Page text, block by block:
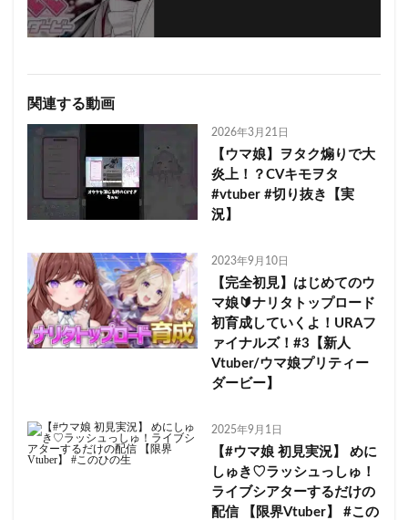
関連する動画
2026年3月21日
【ウマ娘】ヲタク煽りで大
炎上！？CVキモヲタ
#vtuber #切り抜き【実
況】
2023年9月10日
【完全初見】はじめてのウ
マ娘🔰ナリタトップロード
初育成していくよ！URAフ
ァイナルズ！#3【新人
Vtuber/ウマ娘プリティー
ダービー】
2025年9月1日
【#ウマ娘 初見実況】 めに
しゅき♡ラッシュっしゅ！
ライブシアターするだけの
配信 【限界Vtuber】 #この